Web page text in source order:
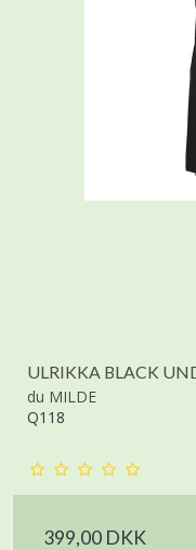
ULRIKKA BLACK
du MILDE
Q118
399,00 DKK